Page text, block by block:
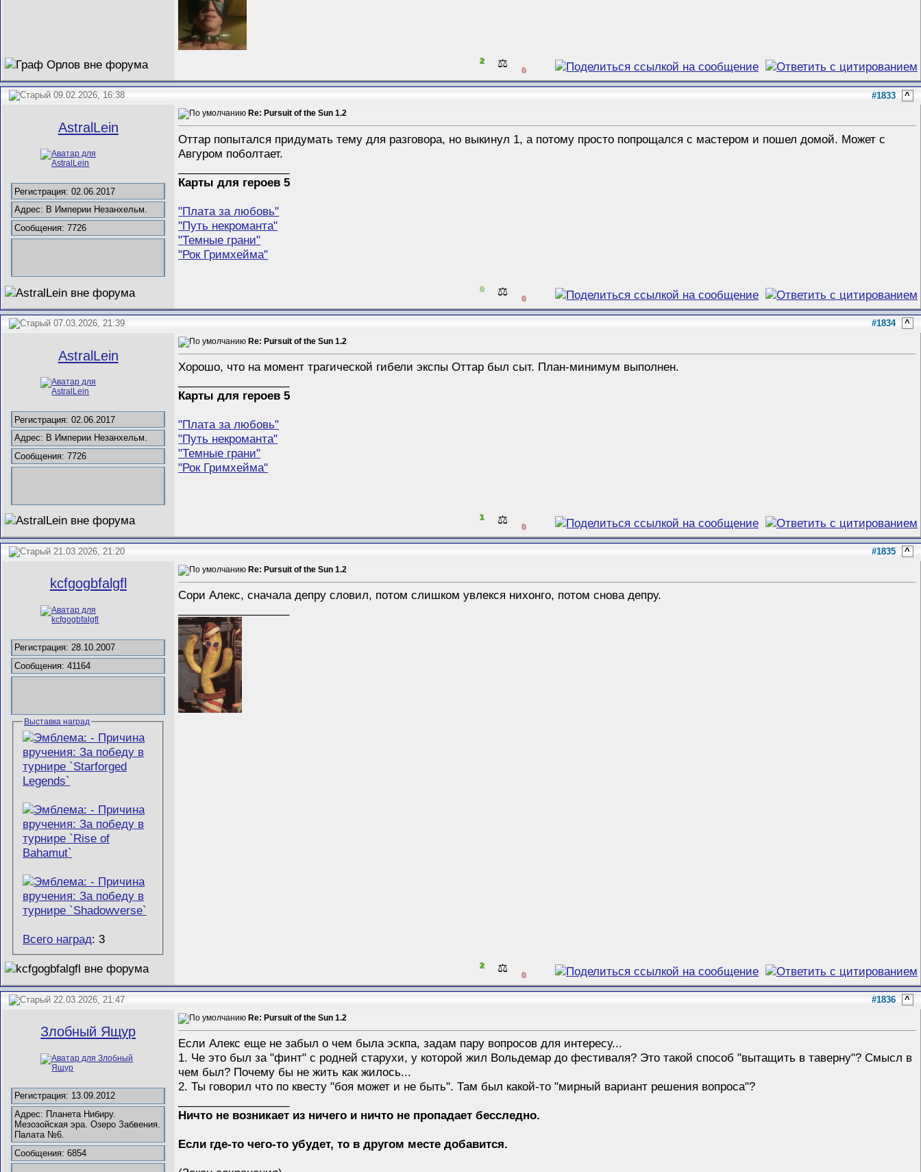
2 ⚖️ 0
09.02.2026, 16:38 #1833 ^
AstralLein
Регистрация: 02.06.2017
Адрес: В Империи Незанхельм.
Сообщения: 7726
Re: Pursuit of the Sun 1.2
Оттар попытался придумать тему для разговора, но выкинул 1, а потому просто попрощался с мастером и пошел домой. Может с
Авгуром поболтает.
Карты для героев 5
"Плата за любовь"
"Путь некроманта"
"Темные грани"
"Рок Гримхейма"
0 ⚖️ 0
07.03.2026, 21:39 #1834 ^
AstralLein
Регистрация: 02.06.2017
Адрес: В Империи Незанхельм.
Сообщения: 7726
Re: Pursuit of the Sun 1.2
Хорошо, что на момент трагической гибели экспы Оттар был сыт. План-минимум выполнен.
Карты для героев 5
"Плата за любовь"
"Путь некроманта"
"Темные грани"
"Рок Гримхейма"
1 ⚖️ 0
21.03.2026, 21:20 #1835 ^
kcfgogbfalgfl
Регистрация: 28.10.2007
Сообщения: 41164
Выставка наград
Всего наград: 3
Re: Pursuit of the Sun 1.2
Сори Алекс, сначала депру словил, потом слишком увлекся нихонго, потом снова депру.
2 ⚖️ 0
22.03.2026, 21:47 #1836 ^
Злобный Ящур
Регистрация: 13.09.2012
Адрес: Планета Нибиру.
Мезозойская эра. Озеро Забвения.
Палата №6.
Сообщения: 6854
Re: Pursuit of the Sun 1.2
Если Алекс еще не забыл о чем была эскпа, задам пару вопросов для интересу...
1. Че это был за "финт" с родней старухи, у которой жил Вольдемар до фестиваля? Это такой способ "вытащить в таверну"? Смысл в
чем был? Почему бы не жить как жилось...
2. Ты говорил что по квесту "боя может и не быть". Там был какой-то "мирный вариант решения вопроса"?
Ничто не возникает из ничего и ничто не пропадает бесследно.
Если где-то чего-то убудет, то в другом месте добавится.